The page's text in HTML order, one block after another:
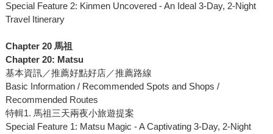
Special Feature 2: Kinmen Uncovered - An Ideal 3-Day, 2-Night
Travel Itinerary
Chapter 20 馬祖
Chapter 20: Matsu
基本資訊／推薦好點好店／推薦路線
Basic Information / Recommended Spots and Shops /
Recommended Routes
特輯1. 馬祖三天兩夜小旅遊提案
Special Feature 1: Matsu Magic - A Captivating 3-Day, 2-Night